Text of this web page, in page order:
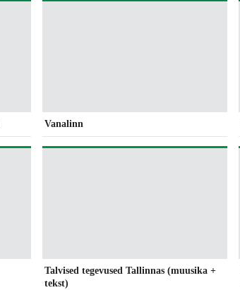
Vanalinn
Talvised tegevused Tallinnas (muusika +
tekst)